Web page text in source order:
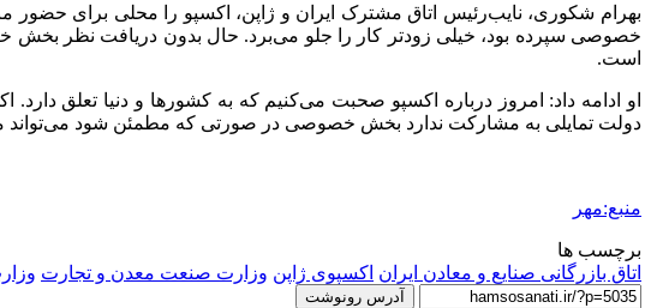
خصوصی سپرده بود، خیلی زودتر کار را جلو می‌برد. حال بدون دریافت نظر بخش
است.
او ادامه داد: امروز درباره اکسپو صحبت می‌کنیم که به کشورها و دنیا تعلق
دولت تمایلی به مشارکت ندارد بخش خصوصی در صورتی که مطمئن شود می‌تواند
منبع:مهر
برچسب ها
اتاق بازرگانی صنایع و معادن ایران اکسپوی ژاپن وزارت صنعت معدن و تجارت
آدرس رونوشت